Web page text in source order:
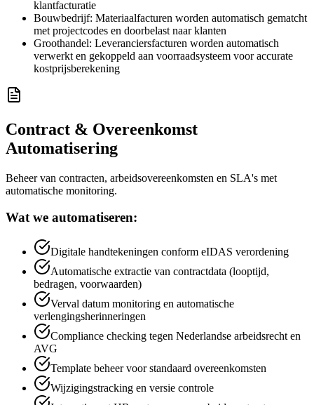
klantfacturatie
Bouwbedrijf: Materiaalfacturen worden automatisch gematcht
met projectcodes en doorbelast naar klanten
Groothandel: Leveranciersfacturen worden automatisch
verwerkt en gekoppeld aan voorraadsysteem voor accurate
kostprijsberekening
Contract & Overeenkomst
Automatisering
Beheer van contracten, arbeidsovereenkomsten en SLA's met
automatische monitoring.
Wat we automatiseren:
Digitale handtekeningen conform eIDAS verordening
Automatische extractie van contractdata (looptijd,
bedragen, voorwaarden)
Verval datum monitoring en automatische
verlengingsherinneringen
Compliance checking tegen Nederlandse arbeidsrecht en
AVG
Template beheer voor standaard overeenkomsten
Wijzigingstracking en versie controle